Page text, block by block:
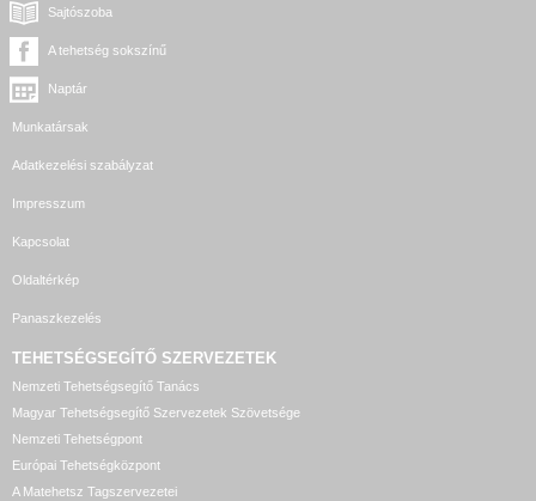
Sajtószoba
A tehetség sokszínű
Naptár
Munkatársak
Adatkezelési szabályzat
Impresszum
Kapcsolat
Oldaltérkép
Panaszkezelés
TEHETSÉGSEGÍTŐ SZERVEZETEK
Nemzeti Tehetségsegítő Tanács
Magyar Tehetségsegítő Szervezetek Szövetsége
Nemzeti Tehetségpont
Európai Tehetségközpont
A Matehetsz Tagszervezetei